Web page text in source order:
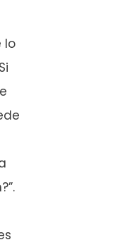
lo